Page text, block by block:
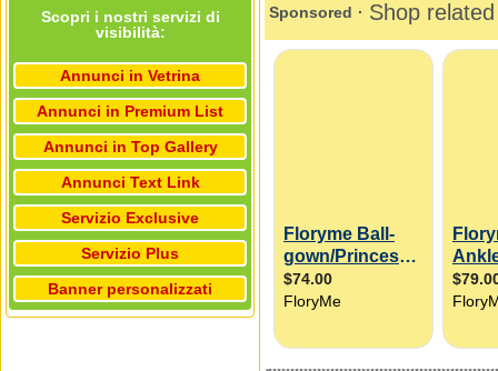
Scopri i nostri servizi di
visibilità:
Annunci in Vetrina
Annunci in Premium List
Annunci in Top Gallery
Annunci Text Link
Servizio Exclusive
Servizio Plus
Banner personalizzati